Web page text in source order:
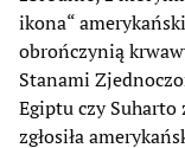
ikona“
obrończynią
Stanami
Egiptu czy Suharto
zgłosiła